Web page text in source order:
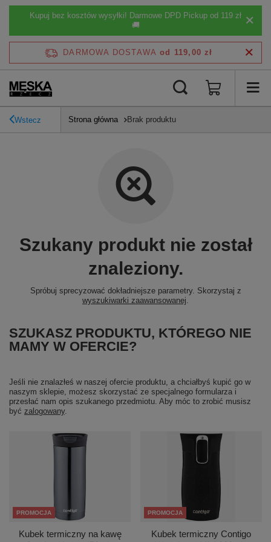
Kupuj bez kosztów wysyłki! Darmowe DPD Pickup od 119 zł
🚚
DARMOWA DOSTAWA od 119,00 zł
Wstecz Strona główna Brak produktu
Szukany produkt nie został
znaleziony.
Spróbuj sprecyzować dokładniejsze parametry. Skorzystaj z
wyszukiwarki zaawansowanej.
SZUKASZ PRODUKTU, KTÓREGO NIE
MAMY W OFERCIE?
Jeśli nie znalazłeś w naszej ofercie produktu, a chciałbyś kupić go w
naszym sklepie, możesz skorzystać ze specjalnego formularza i
przesłać nam opis szukanego przedmiotu. Aby móc to zrobić musisz
być zalogowany.
PROMOCJA
Kubek termiczny na kawę
PROMOCJA
Kubek termiczny Contigo